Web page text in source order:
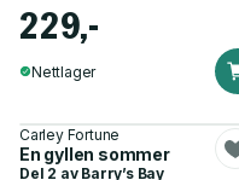
229,-
Nettlager
Carley Fortune
En gyllen sommer
Del 2 av Barry’s Bay